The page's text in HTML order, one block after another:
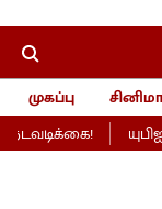
முகப்பு சினிமா